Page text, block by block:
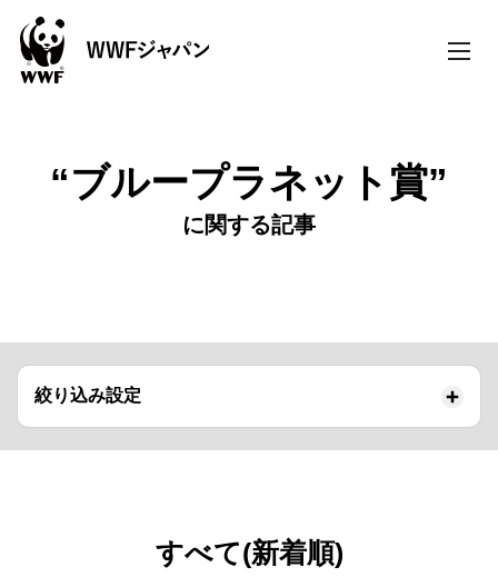
toggle
“ブループラネット賞”
に関する記事
絞り込み設定
すべて(新着順)